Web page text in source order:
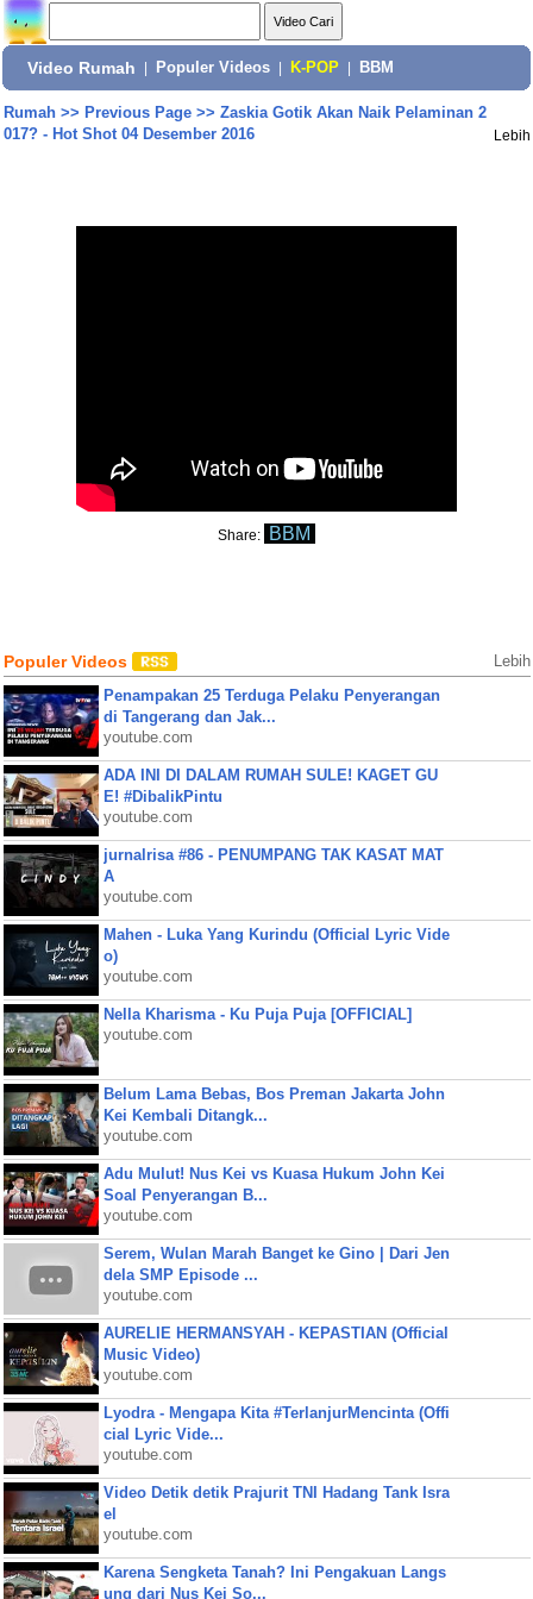
Video Rumah Populer Videos K-POP BBM
Rumah>> Previous Page>> Zaskia Gotik Akan Naik Pelaminan 2
017? - Hot Shot 04 Desember 2016
Lebih
Share: BBM
Populer Videos Lebih
Penampakan 25 Terduga Pelaku Penyerangan
di Tangerang dan Jak...
youtube.com
ADA INI DI DALAM RUMAH SULE! KAGET GU
E! #DibalikPintu
youtube.com
jurnalrisa #86 - PENUMPANG TAK KASAT MAT
A
youtube.com
Mahen - Luka Yang Kurindu (Official Lyric Vide
o)
youtube.com
Nella Kharisma - Ku Puja Puja [OFFICIAL]
youtube.com
Belum Lama Bebas, Bos Preman Jakarta John
Kei Kembali Ditangk...
youtube.com
Adu Mulut! Nus Kei vs Kuasa Hukum John Kei
Soal Penyerangan B...
youtube.com
Serem, Wulan Marah Banget ke Gino | Dari Jen
dela SMP Episode ...
youtube.com
AURELIE HERMANSYAH - KEPASTIAN (Official
Music Video)
youtube.com
Lyodra - Mengapa Kita #TerlanjurMencinta (Offi
cial Lyric Vide...
youtube.com
Video Detik detik Prajurit TNI Hadang Tank Isra
el
youtube.com
Karena Sengketa Tanah? Ini Pengakuan Langs
ung dari Nus Kei So...